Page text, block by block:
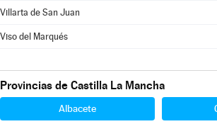
Villarta de San Juan
Viso del Marqués
Provincias de Castilla La Mancha
Albacete